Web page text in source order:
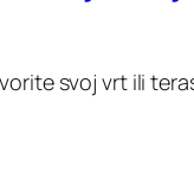
svoj vrt ili